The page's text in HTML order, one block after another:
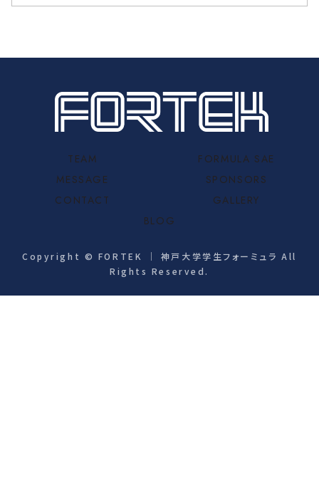
TEAM
FORMULA SAE
MESSAGE
SPONSORS
CONTACT
GALLERY
BLOG
Copyright © FORTEK ｜ 神戸大学学生フォーミュラ All
Rights Reserved.